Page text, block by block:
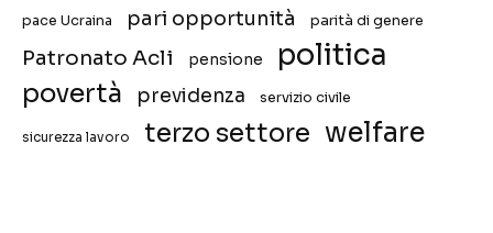
pace Ucraina pari opportunità parità di genere
Patronato Acli pensione politica
povertà previdenza servizio civile
sicurezza lavoro terzo settore welfare